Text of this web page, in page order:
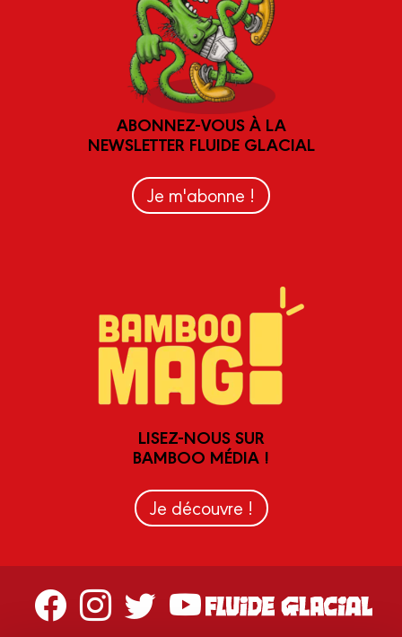
ABONNEZ-VOUS À LA
NEWSLETTER FLUIDE GLACIAL
Je m'abonne !
LISEZ-NOUS SUR
BAMBOO MÉDIA !
Je découvre !